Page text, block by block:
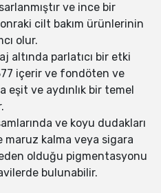
ve ince bir
cilt bakım ürünlerinin
olur.
altında parlatıcı bir etki
içerir ve fondöten ve
ve aydınlık bir temel
ve koyu dudakları
maruz kalma veya sigara
olduğu pigmentasyonu
bulunabilir.